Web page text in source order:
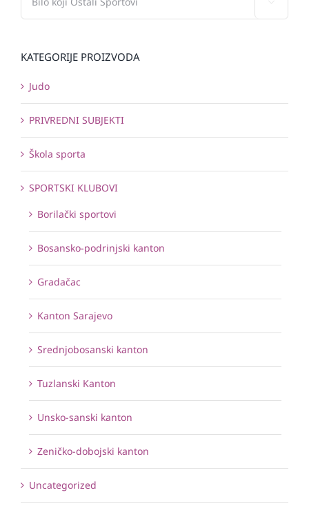
KATEGORIJE PROIZVODA
Judo
PRIVREDNI SUBJEKTI
Škola sporta
SPORTSKI KLUBOVI
Borilački sportovi
Bosansko-podrinjski kanton
Gradačac
Kanton Sarajevo
Srednjobosanski kanton
Tuzlanski Kanton
Unsko-sanski kanton
Zeničko-dobojski kanton
Uncategorized